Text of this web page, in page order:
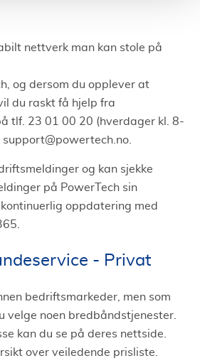
nettverk man kan stole på
og dersom du opplever at
du raskt få hjelp fra
tlf. 23 01 00 20 (hverdager kl. 8-
support@powertech.no
og kan sjekke
på PowerTech sin
oppdatering med
- Privat
bedriftsmarkeder, men som
velge noen bredbåndstjenester.
kan du se på deres nettside.
over veiledende prisliste.